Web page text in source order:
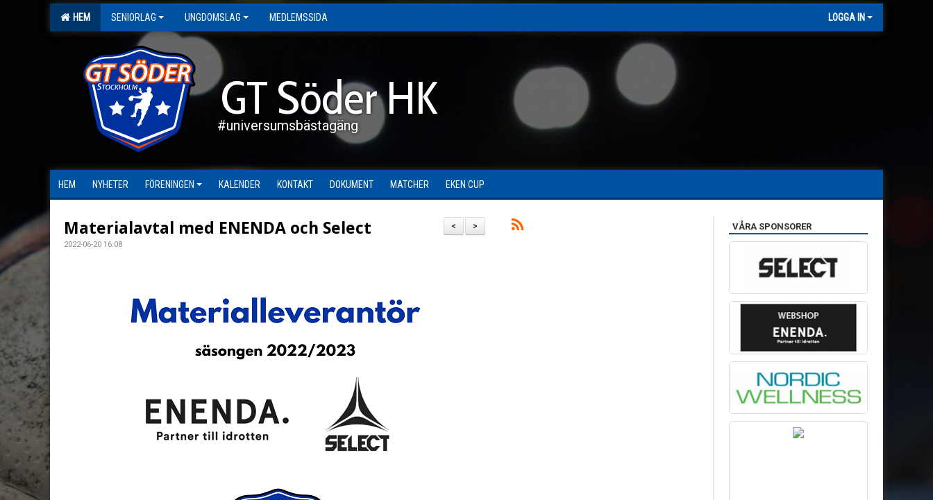
HEM SENIORLAG UNGDOMSLAG MEDLEMSSIDA LOGGA IN
GT Söder HK
#universumsbästagäng
HEM NYHETER FÖRENINGEN KALENDER KONTAKT DOKUMENT MATCHER EKEN CUP
>
<
Materialavtal med ENENDA och Select
2022-06-20 16:08
VÅRA SPONSORER